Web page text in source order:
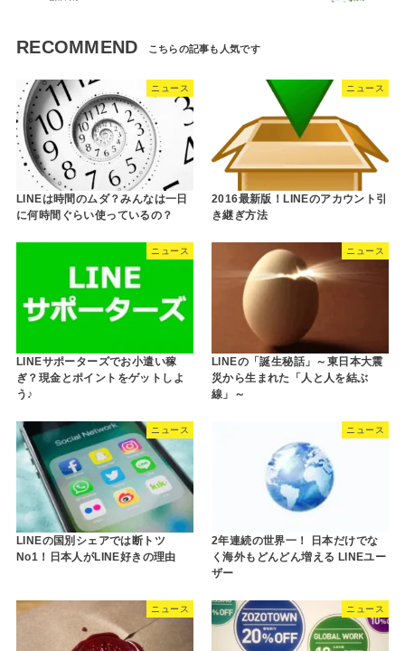
RECOMMEND
ニュース
LINEは時間のムダ？みんなは一日
に何時間ぐらい使っているの？
ニュース
2016最新版！LINEのアカウント引
き継ぎ方法
ニュース
LINEサポーターズでお小遣い稼
ぎ？現金とポイントをゲットしよ
う♪
ニュース
LINEの「誕生秘話」～東日本大震
災から生まれた「人と人を結ぶ
線」～
ニュース
LINEの国別シェアでは断トツ
No1！日本人がLINE好きの理由
ニュース
2年連続の世界一！ 日本だけでな
く海外もどんどん増える LINEユー
ザー
ニュース ニュース